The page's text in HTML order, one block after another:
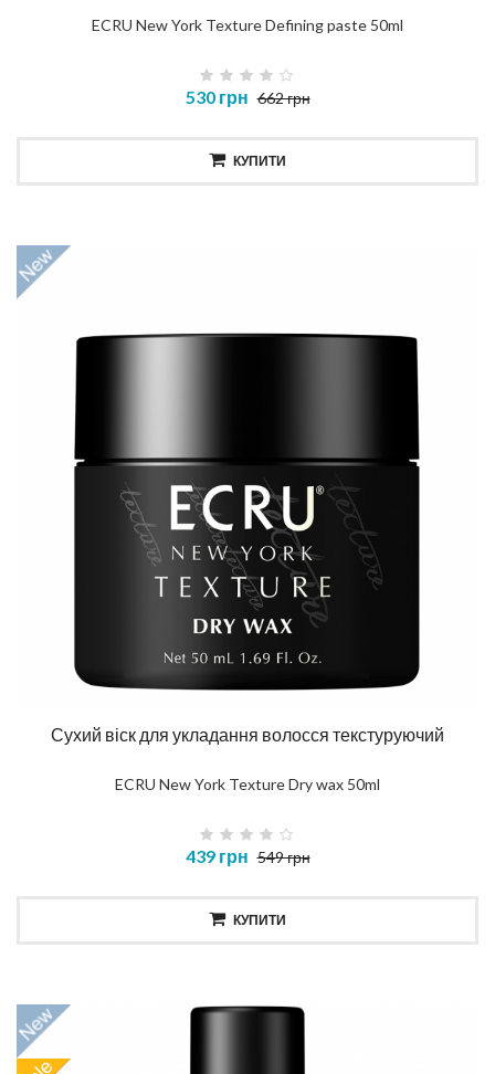
ECRU New York Texture Defining paste 50ml
530 грн 662 грн
КУПИТИ
Сухий віск для укладання волосся текстуруючий
ECRU New York Texture Dry wax 50ml
439 грн 549 грн
КУПИТИ